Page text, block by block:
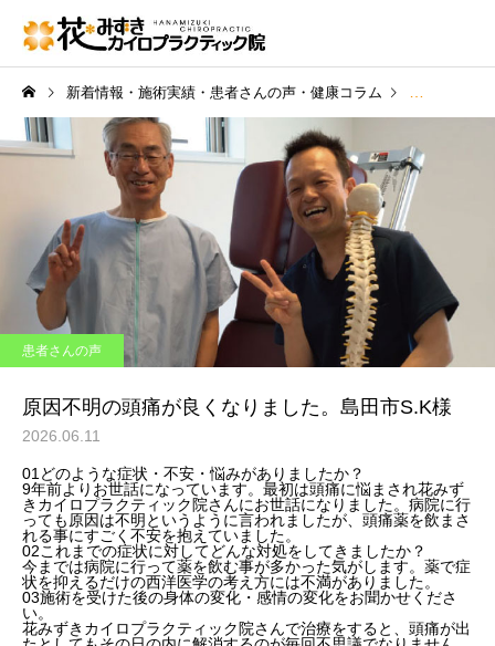
新着情報・施術実績・患者さんの声・健康コラム 患者さんの声
患者さんの声
原因不明の頭痛が良くなりました。島田市S.K様
2026.06.11
01 どのような症状・不安・悩みがありましたか？
9年前よりお世話になっています。最初は頭痛に悩まされ花みず
きカイロプラクティック院さんにお世話になりました。病院に行
っても原因は不明というように言われましたが、頭痛薬を飲まさ
れる事にすごく不安を抱えていました。
02これまでの症状に対してどんな対処をしてきましたか？
今までは病院に行って薬を飲む事が多かった気がします。薬で症
状を抑えるだけの西洋医学の考え方には不満がありました。
03施術を受けた後の身体の変化・感情の変化をお聞かせくださ
い。
花みずきカイロプラクティック院さんで治療をすると、頭痛が出